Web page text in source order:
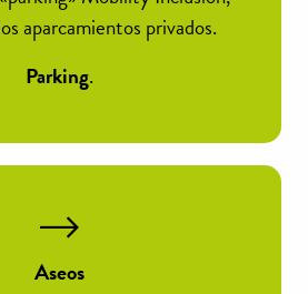
aparcamientos privados.
Parking.
Aseos